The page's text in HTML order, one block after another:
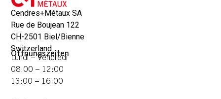
Cendres+Métaux SA
Rue de Boujean 122
CH-2501 Biel/Bienne
Switzerland
Öffnungszeiten
Lundi – Vendredi
08:00 – 12:00
13:00 – 16:00